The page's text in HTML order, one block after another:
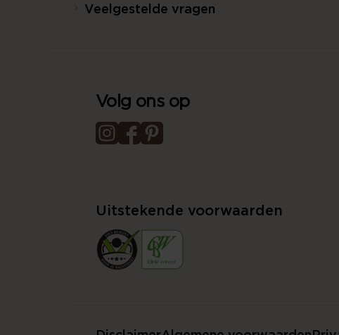
Veelgestelde vragen
Volg ons op
Uitstekende voorwaarden